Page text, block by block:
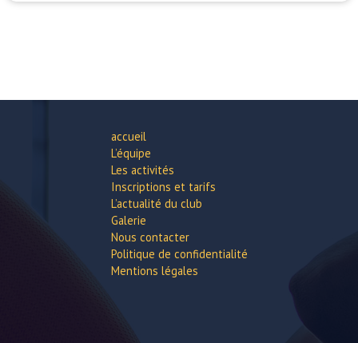
accueil
L’équipe
Les activités
Inscriptions et tarifs
L’actualité du club
Galerie
Nous contacter
Politique de confidentialité
Mentions légales